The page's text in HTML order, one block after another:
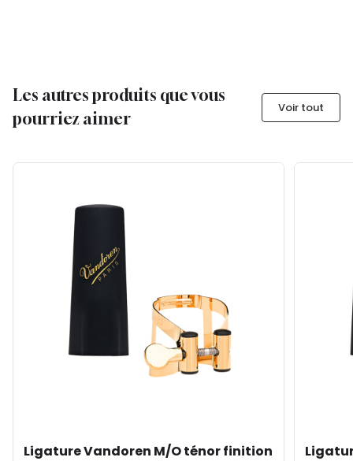
Les autres produits que vous
pourriez aimer
Voir tout
Ligature Vandoren M/O ténor finition